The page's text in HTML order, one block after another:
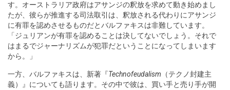
す。オーストラリア政府はアサンジの釈放を求めて動き始めまし
たが、彼らが推進する司法取引は、釈放される代わりにアサンジ
に有罪を認めさせるものだとバルファキスは非難しています。
「ジュリアンが有罪を認めることは決してないでしょう。それで
はまるでジャーナリズムが犯罪だということになってしまいます
から。」
一方、バルファキスは、新著『Technofeudalism （テクノ封建主
義）』についても語ります。その中で彼は、買い手と売り手が開